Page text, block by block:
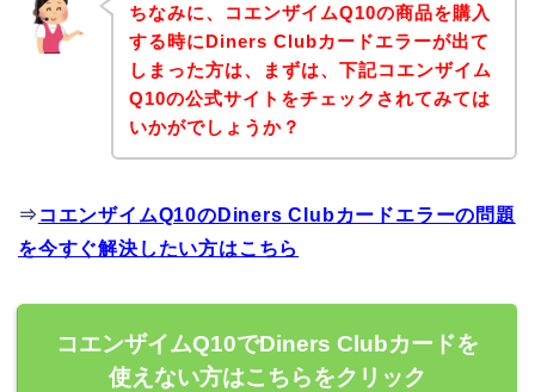
ちなみに、コエンザイムQ10の商品を購入
する時にDiners Clubカードエラーが出て
しまった方は、まずは、下記コエンザイム
Q10の公式サイトをチェックされてみては
いかがでしょうか？
⇒ コエンザイムQ10のDiners Clubカードエラーの問題
を今すぐ解決したい方はこちら
コエンザイムQ10でDiners Clubカードを
使えない方はこちらをクリック